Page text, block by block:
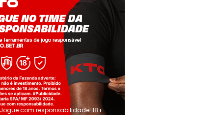
Jogue com responsabilidade. 18+